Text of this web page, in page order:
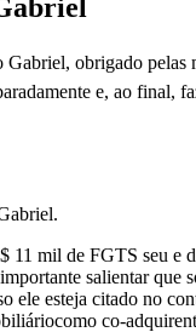
Gabriel, obrigado pelas
e, ao final,
11 mil de FGTS seu e
salientar que
ele esteja citado no
co-